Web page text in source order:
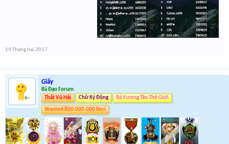
19 Tháng hai 2017
Giấy
Bá Đạo Forum
Thất Vũ Hải
Chữ Ký Động Bá Vương Tân Thế Giới
Wanted 800.000.000 Beri